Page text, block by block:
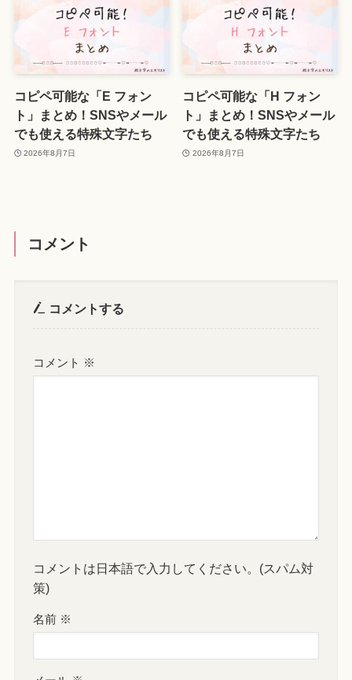
コピペ可能な「E フォン
ト」まとめ！SNSやメール
でも使える特殊文字たち
2026年8月7日
コピペ可能な「H フォン
ト」まとめ！SNSやメール
でも使える特殊文字たち
2026年8月7日
コメント
コメントする
コメント ※
コメントは日本語で入力してください。(スパム対
策)
名前 ※